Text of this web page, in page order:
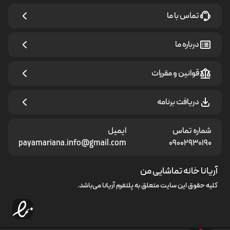
تماس با ما
درباره ما
قوانین و مقررات
دریافت برنامه
شماره تماس
۰۹۰۰۲۹۳۰۱۹۰
ایمیل
payamariana.info@gmail.com
آریانا خانه تماشایی من
کلیه حقوق این سایت متعلق بهپلتفرم آریانامی‌باشد.